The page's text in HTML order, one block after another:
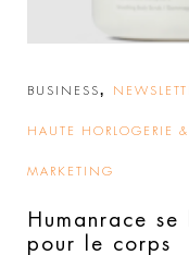
BUSINESS,
HAUTE HORLOGERIE &
MARKETING
Humanrace
pour le corps